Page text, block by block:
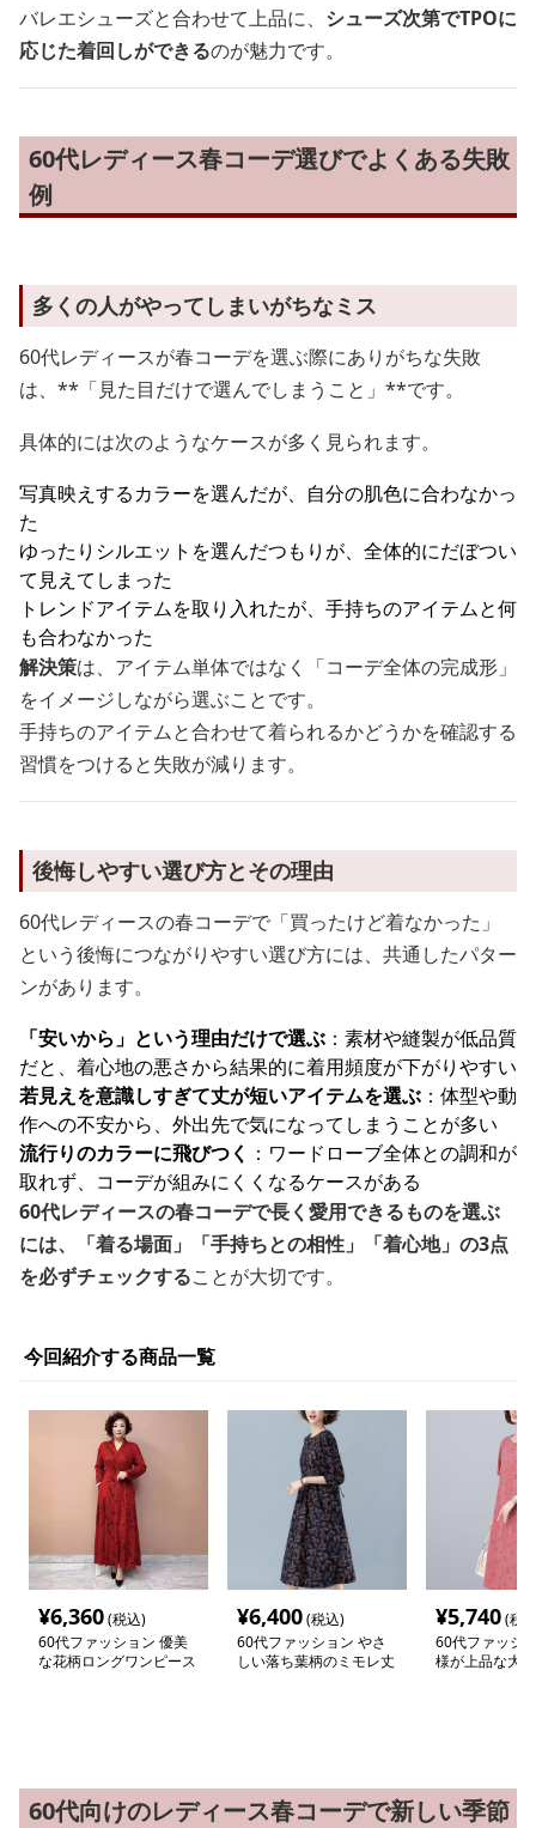
バレエシューズと合わせて上品に、 シューズ次第でTPOに
応じた着回しができるのが魅力です。
60代レディース春コーデ選びでよくある失敗
例
多くの人がやってしまいがちなミス
60代レディースが春コーデを選ぶ際にありがちな失敗
は、**「見た目だけで選んでしまうこと」**です。
具体的には次のようなケースが多く見られます。
写真映えするカラーを選んだが、自分の肌色に合わなかっ
た
ゆったりシルエットを選んだつもりが、全体的にだぼつい
て見えてしまった
トレンドアイテムを取り入れたが、手持ちのアイテムと何
も合わなかった
解決策は、アイテム単体ではなく「コーデ全体の完成形」
をイメージしながら選ぶことです。
手持ちのアイテムと合わせて着られるかどうかを確認する
習慣をつけると失敗が減ります。
後悔しやすい選び方とその理由
60代レディースの春コーデで「買ったけど着なかった」
という後悔につながりやすい選び方には、共通したパター
ンがあります。
「安いから」という理由だけで選ぶ ：素材や縫製が低品質
だと、着心地の悪さから結果的に着用頻度が下がりやすい
若見えを意識しすぎて丈が短いアイテムを選ぶ ：体型や動
作への不安から、外出先で気になってしまうことが多い
流行りのカラーに飛びつく ：ワードローブ全体との調和が
取れず、コーデが組みにくくなるケースがある
60代レディースの春コーデで長く愛用できるものを選ぶ
には、「着る場面」「手持ちとの相性」「着心地」の3点
を必ずチェックすることが大切です。
今回紹介する商品一覧
¥6,360(税込)
60代ファッション 優美
な花柄ロングワンピース
¥6,400(税込)
60代ファッション やさ
しい落ち葉柄のミモレ丈
¥5,740(税
60代ファッシ
様が上品な大
60代向けのレディース春コーデで新しい季節